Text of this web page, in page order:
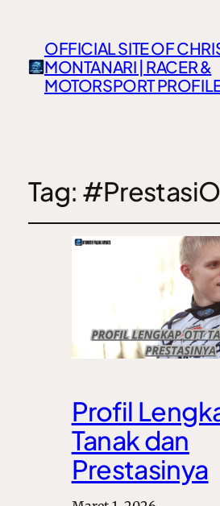
OFFICIAL SITE OF
MONTANARI | RACER &
MOTORSPORT
Tag:
Profil
Tanak dan
Prestasinya